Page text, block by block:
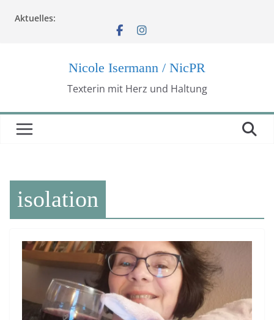
Inhalt
Aktuelles:
Nicole Isermann / NicPR
Texterin mit Herz und Haltung
isolation